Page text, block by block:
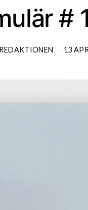
#
REDAKTIONEN 13